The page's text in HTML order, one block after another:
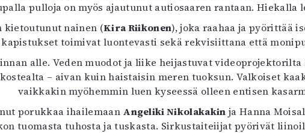
pulloja on myös ajautunut autiosaaren rantaan.
kietoutunut nainen (Kira Riikonen), joka raahaa ja pyörittää
toimivat luontevasti sekä rekvisiittana että
alle. Veden muodot ja liike heijastuvat
– aivan kuin haistaisin meren tuoksun. Valkoiset
vaikkakin myöhemmin luen kyseessä olleen entisen
porukkaa ihailemaan Angeliki Nikolakakin ja Hanna
tuomasta tuhosta ja tuskasta. Sirkustaiteiijat pyörivät